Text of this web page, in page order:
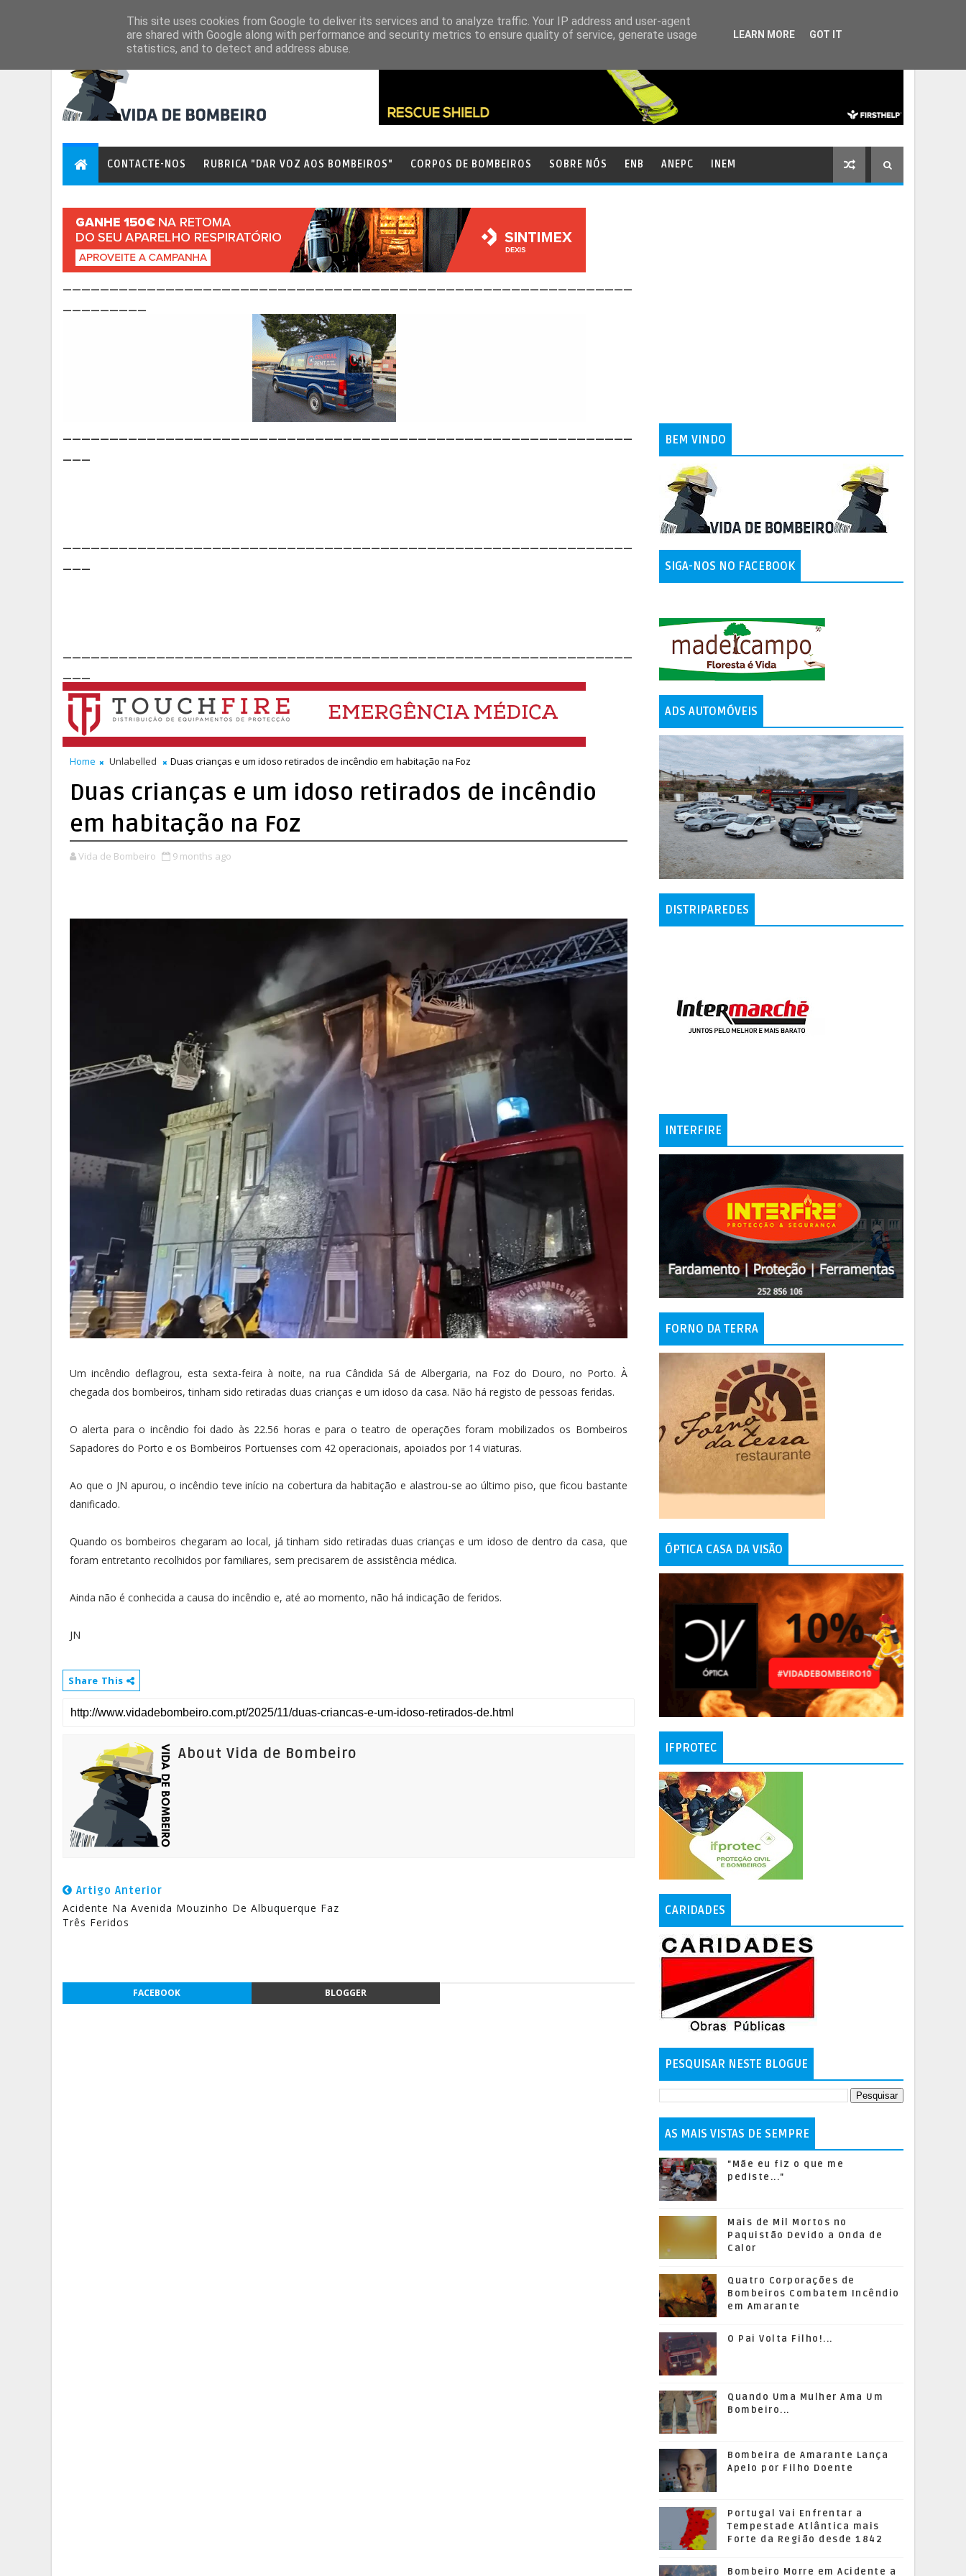
CONTACTE-NOS RUBRICA "DAR VOZ AOS BOMBEIROS" CORPOS DE BOMBEIROS SOBRE NÓS ENB ANEPC INEM
Home Unlabelled Duas crianças e um idoso retirados de incêndio em habitação na Foz
Duas crianças e um idoso retirados de incêndio
em habitação na Foz
Vida de Bombeiro 9 months ago
Um incêndio deflagrou, esta sexta-feira à noite, na rua Cândida Sá de Albergaria, na Foz do Douro, no Porto. À
chegada dos bombeiros, tinham sido retiradas duas crianças e um idoso da casa. Não há registo de pessoas feridas.
O alerta para o incêndio foi dado às 22.56 horas e para o teatro de operações foram mobilizados os Bombeiros
Sapadores do Porto e os Bombeiros Portuenses com 42 operacionais, apoiados por 14 viaturas.
Ao que o JN apurou, o incêndio teve início na cobertura da habitação e alastrou-se ao último piso, que ficou bastante
danificado.
Quando os bombeiros chegaram ao local, já tinham sido retiradas duas crianças e um idoso de dentro da casa, que
foram entretanto recolhidos por familiares, sem precisarem de assistência médica.
Ainda não é conhecida a causa do incêndio e, até ao momento, não há indicação de feridos.
JN
Share This
About Vida de Bombeiro
Artigo Anterior
Acidente Na Avenida Mouzinho De Albuquerque Faz
Três Feridos
FACEBOOK BLOGGER
BEM VINDO
SIGA-NOS NO FACEBOOK
ADS AUTOMÓVEIS
DISTRIPAREDES
INTERFIRE
FORNO DA TERRA
ÓPTICA CASA DA VISÃO
IFPROTEC
CARIDADES
PESQUISAR NESTE BLOGUE
AS MAIS VISTAS DE SEMPRE
"Mãe eu fiz o que me
pediste..."
Mais de Mil Mortos no
Paquistão Devido a Onda de
Calor
Quatro Corporações de
Bombeiros Combatem Incêndio
em Amarante
O Pai Volta Filho!...
Quando Uma Mulher Ama Um
Bombeiro...
Bombeira de Amarante Lança
Apelo por Filho Doente
Portugal Vai Enfrentar a
Tempestade Atlântica mais
Forte da Região desde 1842
Bombeiro Morre em Acidente a
This site uses cookies from Google to deliver its services and to analyze traffic. Your IP address and user-agent
are shared with Google along with performance and security metrics to ensure quality of service, generate usage
statistics, and to detect and address abuse.
LEARN MORE GOT IT